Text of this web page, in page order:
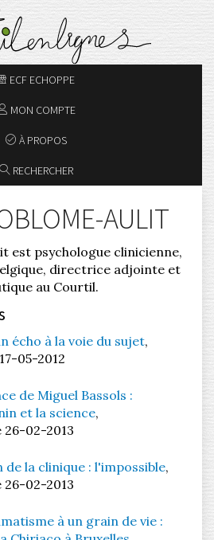
ECF ECHOPPE
MON COMPTE
À PROPOS
RECHERCHER
AULIT
est psychologue clinicienne,
directrice adjointe et
au Courtil.
écho à la voie du sujet,
05-2012
de Miguel Bassols :
et la science,
26-02-2013
de la clinique : l'impossible,
26-02-2013
à un grain de vie :